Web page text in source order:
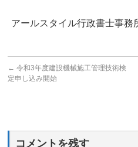
アールスタイル行政書士事務
← 令和3年度建設機械施工管理技術検
定申し込み開始
コメントを残す